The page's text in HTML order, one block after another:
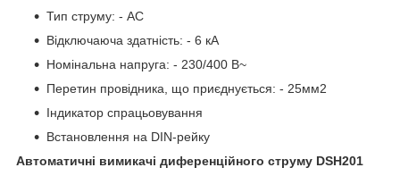
Тип струму: - АС
Відключаюча здатність: - 6 кА
Номінальна напруга: - 230/400 В~
Перетин провідника, що приєднується: - 25мм2
Індикатор спрацьовування
Встановлення на DIN-рейку
Автоматичні вимикачі диференційного струму DSH201